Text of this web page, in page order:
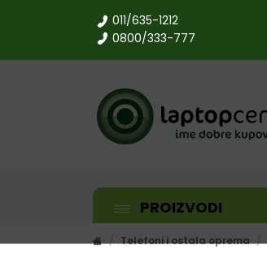
011/635-1212
0800/333-777
PROIZVODI
Telefoni i ostala oprema